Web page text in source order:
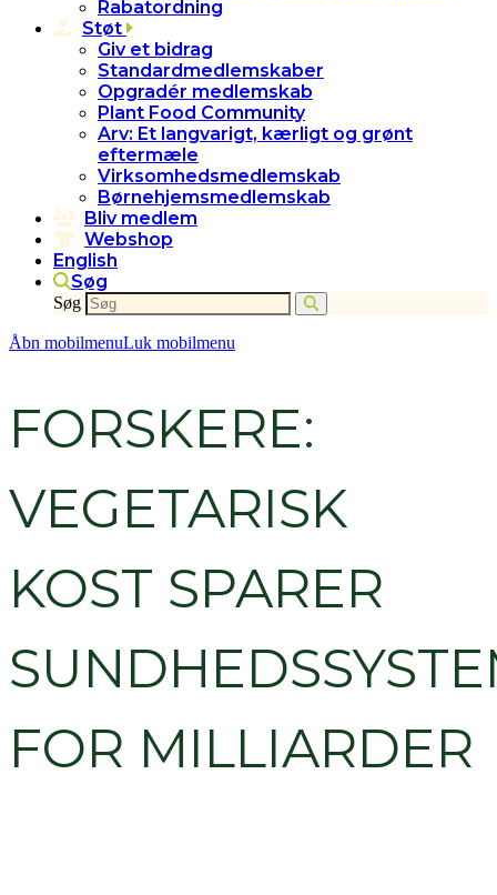
Rabatordning
Støt
Giv et bidrag
Standardmedlemskaber
Opgradér medlemskab
Plant Food Community
Arv: Et langvarigt, kærligt og grønt
eftermæle
Virksomhedsmedlemskab
Børnehjemsmedlemskab
Bliv medlem
Webshop
English
Søg
Søg
Åbn mobilmenuLuk mobilmenu
FORSKERE:
VEGETARISK
KOST SPARER
FOR MILLIARDER